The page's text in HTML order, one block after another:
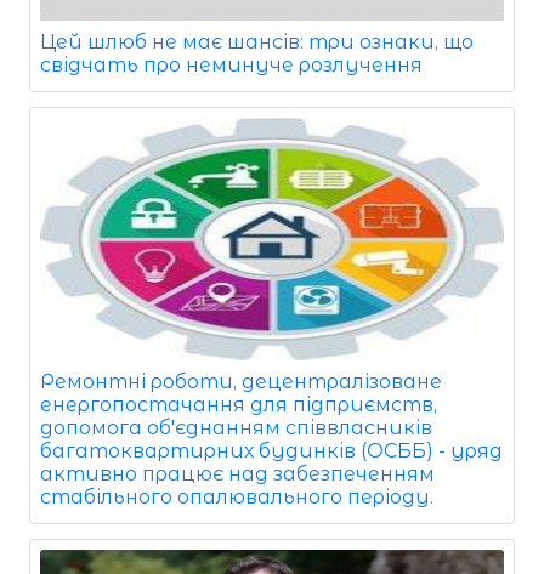
Цей шлюб не має шансів: три ознаки, що
свідчать про неминуче розлучення
Ремонтні роботи, децентралізоване
енергопостачання для підприємств,
допомога об'єднанням співвласників
багатоквартирних будинків (ОСББ) - уряд
активно працює над забезпеченням
стабільного опалювального періоду.